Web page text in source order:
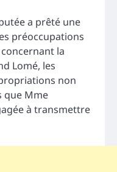
a prêté une
préoccupations
la
Lomé, les
non
que Mme
à transmettre